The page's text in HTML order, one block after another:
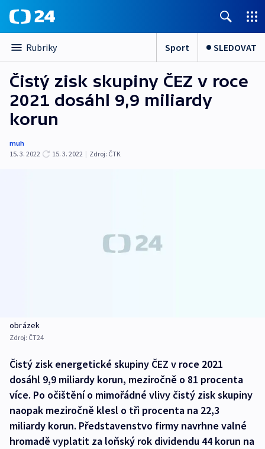
Rubriky Sport SLEDOVAT
Čistý zisk skupiny ČEZ v roce
2021 dosáhl 9,9 miliardy
korun
muh
15. 3. 2022
15. 3. 2022 | Zdroj: ČTK
obrázek
Zdroj: ČT24
Čistý zisk energetické skupiny ČEZ v roce 2021
dosáhl 9,9 miliardy korun, meziročně o 81 procenta
více. Po očištění o mimořádné vlivy čistý zisk skupiny
naopak meziročně klesl o tři procenta na 22,3
miliardy korun. Představenstvo firmy navrhne valné
hromadě vyplatit za loňský rok dividendu 44 korun na